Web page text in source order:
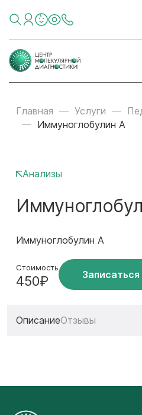
Главная Услуги
Иммуноглобулин A
Анализы
Иммуноглобулин A
Стоимость
450₽
ОписаниеОтзывы